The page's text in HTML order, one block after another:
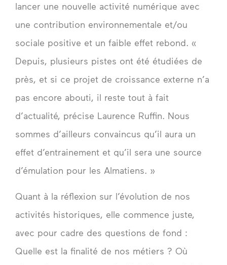
lancer une nouvelle activité numérique avec
une contribution environnementale et/ou
sociale positive et un faible effet rebond. «
Depuis, plusieurs pistes ont été étudiées de
près, et si ce projet de croissance externe n’a
pas encore abouti, il reste tout à fait
d’actualité, précise Laurence Ruffin. Nous
sommes d’ailleurs convaincus qu’il aura un
effet d’entrainement et qu’il sera une source
d’émulation pour les Almatiens. »
Quant à la réflexion sur l’évolution de nos
activités historiques, elle commence juste,
avec pour cadre des questions de fond :
Quelle est la finalité de nos métiers ? Où